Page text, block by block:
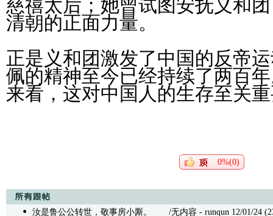
慈禧太后；她曾试图安抚义和
清朝的正面力量。
正是义和团激发了中国的反帝
佩的精神至今已经持续了两百
来看，这对中国人的生存至关
0%(0)
汝是鲁公公转世，敬事房小厮。
/无内容 - runqun 12/01/24